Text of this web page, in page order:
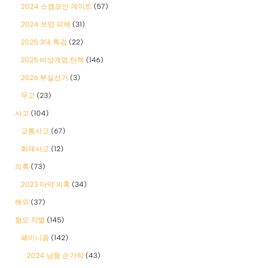
2024 스캠코인 게이트 (57)
2024 쯔양 피해 (31)
2025 3대 특검 (22)
2025 비상계엄 탄핵 (146)
2026 부실선거 (3)
무고 (23)
사고 (104)
교통사고 (67)
화재사고 (12)
의혹 (73)
2023 마약 의혹 (34)
해외 (37)
혐오 차별 (145)
폐미니즘 (142)
2024 남혐 손가락 (43)